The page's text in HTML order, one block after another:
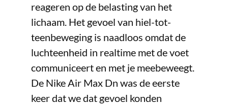
reageren op de belasting van het
lichaam. Het gevoel van hiel-tot-
teenbeweging is naadloos omdat de
luchteenheid in realtime met de voet
communiceert en met je meebeweegt.
De Nike Air Max Dn was de eerste
keer dat we dat gevoel konden